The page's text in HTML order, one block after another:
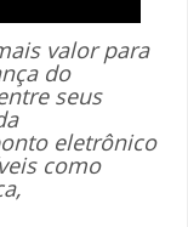
valor para
do
seus
eletrônico
como